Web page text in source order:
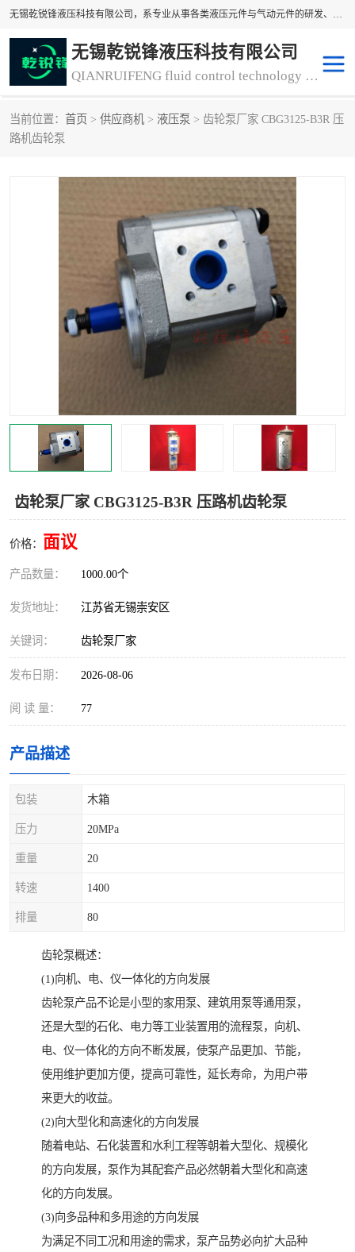
无锡乾锐锋液压科技有限公司，系专业从事各类液压元件与气动元件的研发、生产和销售业务为一体的生产型齿轮泵厂家、液压齿轮泵厂家。主要生产销售风冷式冷却器、液压油风冷却器，冷却器厂家直销、齿轮泵型号、齿轮泵厂家排名详情可来电咨询！
无锡乾锐锋液压科技有限公司
QIANRUIFENG fluid control technology co. LTD
当前位置： 首页 > 供应商机 > 液压泵 > 齿轮泵厂家 CBG3125-B3R 压
路机齿轮泵
齿轮泵厂家 CBG3125-B3R 压路机齿轮泵
价格： 面议
产品数量： 1000.00个
发货地址： 江苏省无锡崇安区
关键词： 齿轮泵厂家
发布日期： 2026-08-06
阅 读 量： 77
产品描述
包装 木箱
压力 20MPa
重量 20
转速 1400
排量 80
齿轮泵概述：
(1)向机、电、仪一体化的方向发展
齿轮泵产品不论是小型的家用泵、建筑用泵等通用泵，
还是大型的石化、电力等工业装置用的流程泵，向机、
电、仪一体化的方向不断发展，使泵产品更加、节能，
使用维护更加方便，提高可靠性，延长寿命，为用户带
来更大的收益。
(2)向大型化和高速化的方向发展
随着电站、石化装置和水利工程等朝着大型化、规模化
的方向发展，泵作为其配套产品必然朝着大型化和高速
化的方向发展。
(3)向多品种和多用途的方向发展
为满足不同工况和用途的需求，泵产品势必向扩大品种
液压泵
冷却器厂家直销 过滤器
离合器、制动器 气动元器件